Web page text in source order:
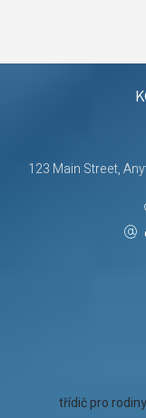
123 Main Street,
třídič pro